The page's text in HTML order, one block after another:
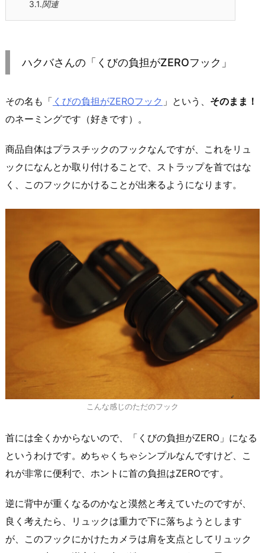
3.1.関連
ハクバさんの「くびの負担がZEROフック」
その名も「 くびの負担がZEROフック 」という、 そのまま！
のネーミングです（好きです）。
商品自体はプラスチックのフックなんですが、これをリュ
ックになんとか取り付けることで、ストラップを首ではな
く、このフックにかけることが出来るようになります。
こんな感じのただのフック
首には全くかからないので、「くびの負担がZERO」になる
というわけです。めちゃくちゃシンプルなんですけど、こ
れが非常に便利で、ホントに首の負担はZEROです。
逆に背中が重くなるのかなと漠然と考えていたのですが、
良く考えたら、リュックは重力で下に落ちようとします
が、このフックにかけたカメラは肩を支点としてリュック